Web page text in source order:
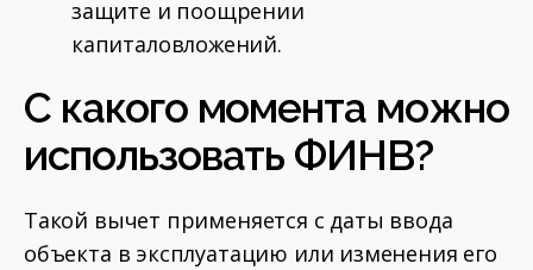
защите и поощрении
капиталовложений.
С какого момента можно
использовать ФИНВ?
Такой вычет применяется с даты ввода
объекта в эксплуатацию или изменения его